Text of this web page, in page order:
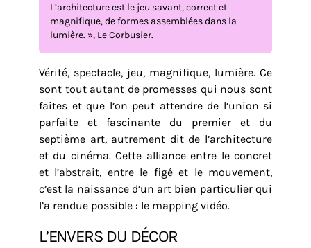
L’architecture est le jeu savant, correct et
magnifique, de formes assemblées dans la
lumière. », Le Corbusier.
Vérité, spectacle, jeu, magnifique, lumière. Ce
sont tout autant de promesses qui nous sont
faites et que l’on peut attendre de l’union si
parfaite et fascinante du premier et du
septième art, autrement dit de l’architecture
et du cinéma. Cette alliance entre le concret
et l’abstrait, entre le figé et le mouvement,
c’est la naissance d’un art bien particulier qui
l’a rendue possible : le mapping vidéo.
L’ENVERS DU DÉCOR